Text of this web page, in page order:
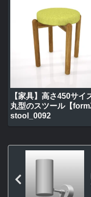
【家具】高さ450サイ
丸型のスツール【
stool_0092